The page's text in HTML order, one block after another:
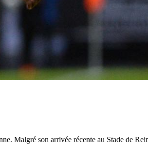
Malgré son arrivée récente au Stade de